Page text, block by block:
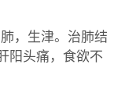
，生津。治肺结
阳头痛，食欲不